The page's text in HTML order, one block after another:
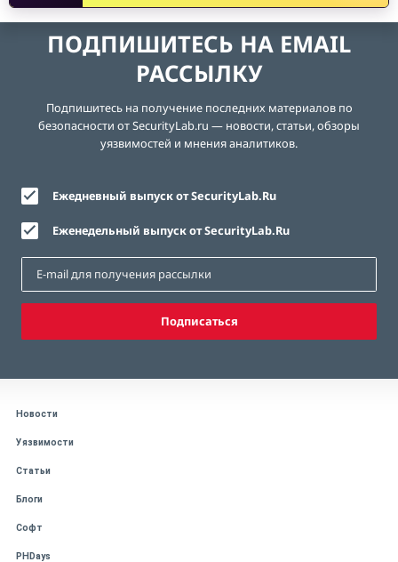
ПОДПИШИТЕСЬ НА EMAIL
РАССЫЛКУ
Подпишитесь на получение последних материалов по
безопасности от SecurityLab.ru — новости, статьи, обзоры
уязвимостей и мнения аналитиков.
Ежедневный выпуск от SecurityLab.Ru
Еженедельный выпуск от SecurityLab.Ru
Подписаться
Новости
Уязвимости
Статьи
Блоги
Софт
PHDays